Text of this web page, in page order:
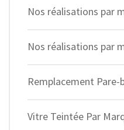
Nos réalisations par
Nos réalisations par
Remplacement Pare-
Vitre Teintée Par